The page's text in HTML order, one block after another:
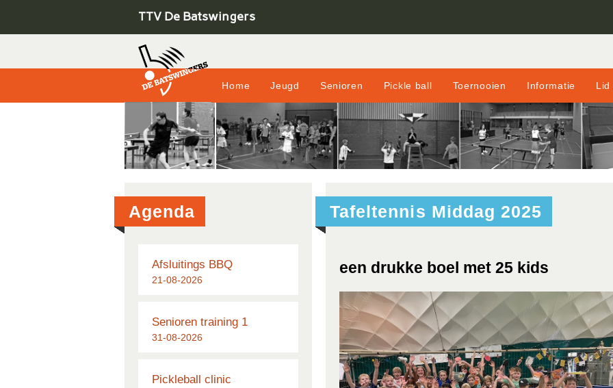
TTV De Batswingers
Home Jeugd Senioren Pickle ball Toernooien Informatie Lid
Tafeltennis Middag 2025
een drukke boel met 25 kids
Agenda
Afsluitings BBQ
21-08-2026
Senioren training 1
31-08-2026
Pickleball clinic